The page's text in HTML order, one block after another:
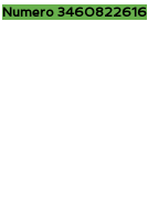
Numero 3460822616